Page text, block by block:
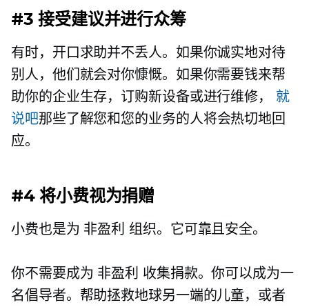
#3 接受建议并进行众筹
有时，开口求助并不丢人。如果你诚实地对待
别人，他们就会对你慷慨。如果你需要钱来帮
助你的企业生存，订购新设备或进行维修， 就
说吧那些了解您和您的业务的人将会热切地回
应。
#4 将小费视为捐赠
小费也是为 非盈利 组织。它可靠且安全。
你不需要成为 非盈利 收集捐款。你可以成为一
名倡导者。帮助拯救地球另一端的儿童，或者